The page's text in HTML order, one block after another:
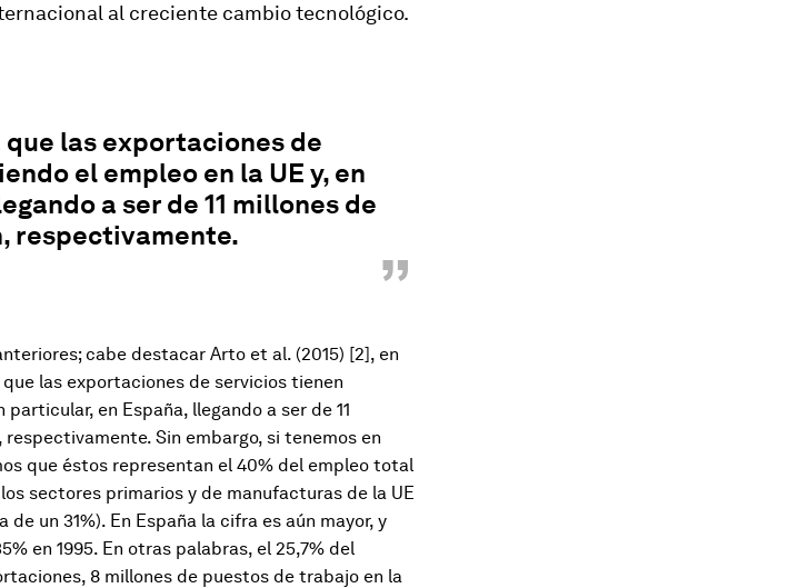
al creciente cambio tecnológico.
las exportaciones de
el empleo en la UE y, en
a ser de 11 millones de
respectivamente.
”
cabe destacar Arto et al. (2015) [2], en
las exportaciones de servicios tienen
en España, llegando a ser de 11
Sin embargo, si tenemos en
que éstos representan el 40% del empleo total
sectores primarios y de manufacturas de la UE
un 31%). En España la cifra es aún mayor, y
en 1995. En otras palabras, el 25,7% del
8 millones de puestos de trabajo en la